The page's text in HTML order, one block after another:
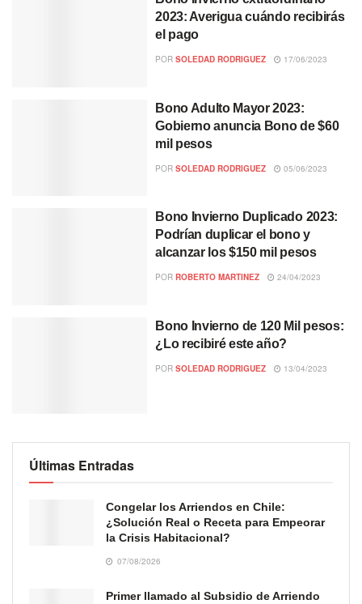
2023: Averigua cuándo recibirás
el pago
PORSOLEDAD RODRIGUEZ 17/06/2023
Bono Adulto Mayor 2023:
Gobierno anuncia Bono de $60
mil pesos
PORSOLEDAD RODRIGUEZ 05/06/2023
Bono Invierno Duplicado 2023:
Podrían duplicar el bono y
alcanzar los $150 mil pesos
PORROBERTO MARTINEZ 24/04/2023
Bono Invierno de 120 Mil pesos:
¿Lo recibiré este año?
PORSOLEDAD RODRIGUEZ 13/04/2023
Últimas Entradas
Congelar los Arriendos en Chile:
¿Solución Real o Receta para Empeorar
la Crisis Habitacional?
07/08/2026
Primer llamado al Subsidio de Arriendo